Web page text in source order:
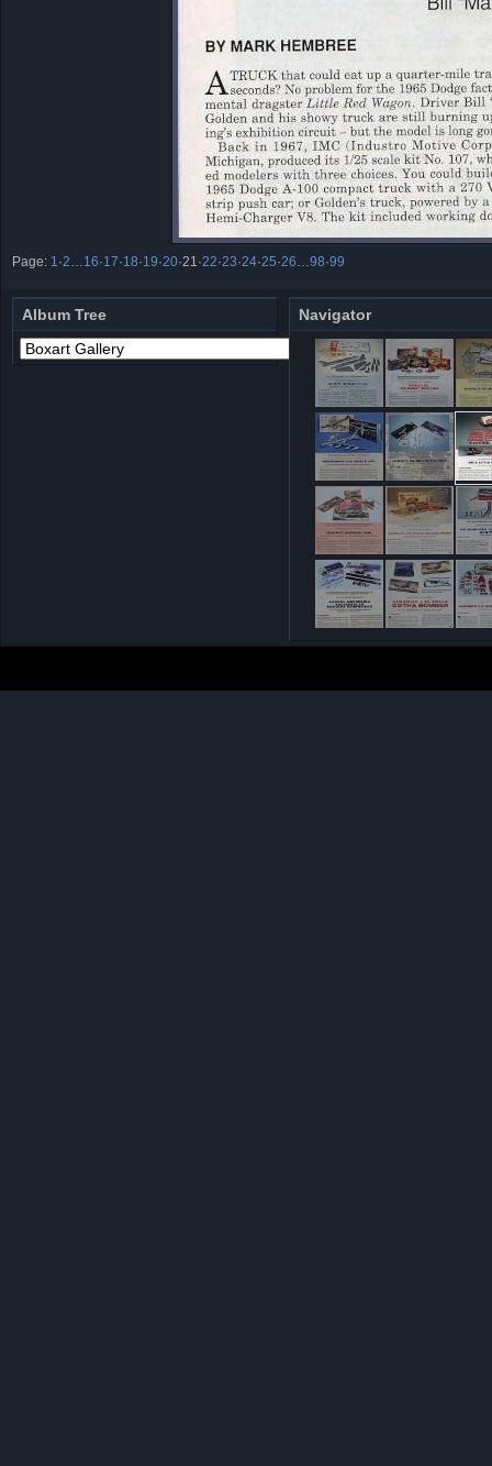
Page: 1 ·2 16·17·18·19·20·21 ·22·23·24·25·26 98·99
Album Tree Navigator